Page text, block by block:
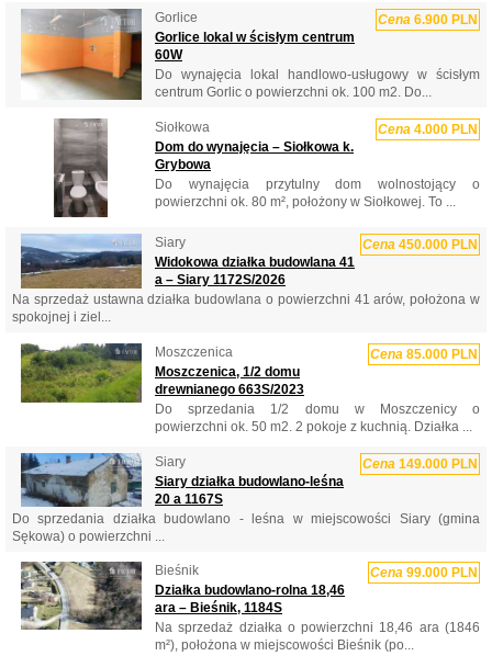
Gorlice Cena 6.900 PLN
Gorlice lokal w ścisłym centrum
60W
Do wynajęcia lokal handlowo-usługowy w ścisłym
centrum Gorlic o powierzchni ok. 100 m2. Do...
Siołkowa Cena 4.000 PLN
Dom do wynajęcia – Siołkowa k.
Grybowa
Do wynajęcia przytulny dom wolnostojący o
powierzchni ok. 80 m², położony w Siołkowej. To ...
Siary Cena 450.000 PLN
Widokowa działka budowlana 41
a – Siary 1172S/2026
Na sprzedaż ustawna działka budowlana o powierzchni 41 arów, położona w
spokojnej i ziel...
Moszczenica Cena 85.000 PLN
Moszczenica, 1/2 domu
drewnianego 663S/2023
Do sprzedania 1/2 domu w Moszczenicy o
powierzchni ok. 50 m2. 2 pokoje z kuchnią. Działka ...
Siary Cena 149.000 PLN
Siary działka budowlano-leśna
20 a 1167S
Do sprzedania działka budowlano - leśna w miejscowości Siary (gmina
Sękowa) o powierzchni ...
Bieśnik Cena 99.000 PLN
Działka budowlano-rolna 18,46
ara – Bieśnik, 1184S
Na sprzedaż działka o powierzchni 18,46 ara (1846
m²), położona w miejscowości Bieśnik (po...